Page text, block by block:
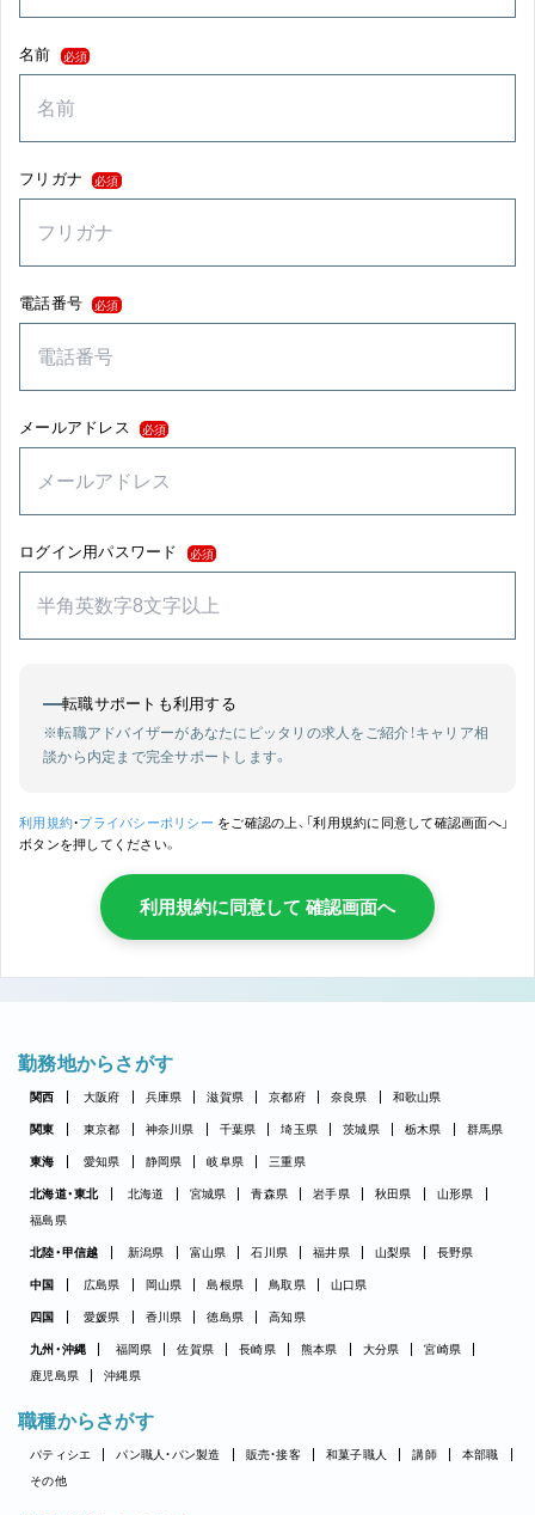
名前 必須
フリガナ 必須
電話番号 必須
メールアドレス 必須
ログイン用パスワード 必須
転職サポートも利用する
※転職アドバイザーがあなたにピッタリの求人をご紹介！キャリア相
談から内定まで完全サポートします。
利用規約・プライバシーポリシー をご確認の上、「利用規約に同意して確認画面へ」
ボタンを押してください。
利用規約に同意して 確認画面へ
勤務地からさがす
関西 大阪府 兵庫県 滋賀県 京都府 奈良県 和歌山県
関東 東京都 神奈川県 千葉県 埼玉県 茨城県 栃木県 群馬県
東海 愛知県 静岡県 岐阜県 三重県
北海道・東北 北海道 宮城県 青森県 岩手県 秋田県
山形県
福島県
北陸・甲信越 新潟県 富山県 石川県 福井県 山梨県 長野県
中国 広島県 岡山県 島根県 鳥取県 山口県
四国 愛媛県 香川県 徳島県 高知県
九州・沖縄 福岡県 佐賀県 長崎県 熊本県 大分県
宮崎県
鹿児島県
沖縄県
職種からさがす
パティシエ パン職人・パン製造 販売・接客 和菓子職人 講師
本部職
その他